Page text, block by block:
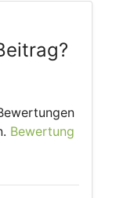
Bewertung